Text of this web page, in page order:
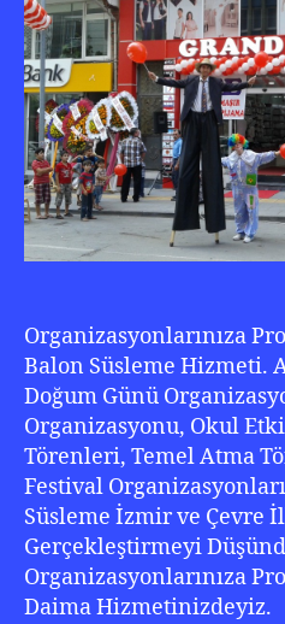
Organizasyonlarınıza
Balon Süsleme Hizmeti.
Doğum Günü
Organizasyonu, Okul
Törenleri, Temel Atma
Festival
Süsleme İzmir ve Çevre
Gerçekleştirmeyi
Organizasyonlarınıza
Daima Hizmetinizdeyiz.